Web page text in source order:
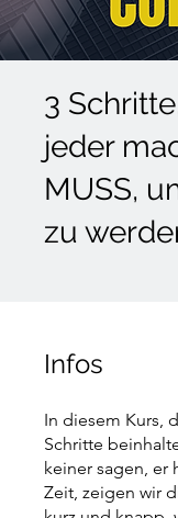
3
jeder
MUSS,
zu
Infos
In diesem Kurs,
Schritte
keiner sagen, er
Zeit, zeigen wir